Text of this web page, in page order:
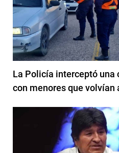
La Policía interceptó una
con menores que volvían